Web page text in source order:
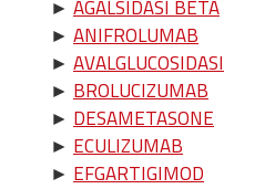
► AGALSIDASI BETA
► ANIFROLUMAB
► AVALGLUCOSIDASI
► BROLUCIZUMAB
► DESAMETASONE
► ECULIZUMAB
► EFGARTIGIMOD